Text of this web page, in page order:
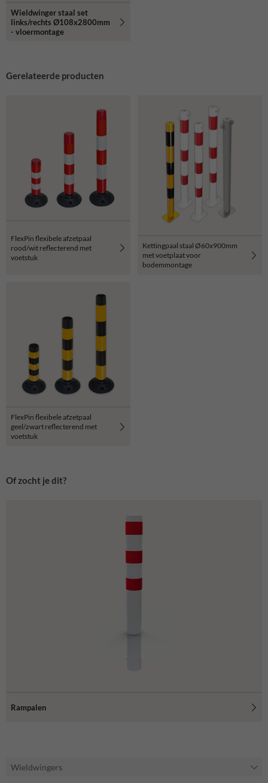
Wieldwinger staal set
links/rechts Ø108x2800mm
- vloermontage
Gerelateerde producten
FlexPin flexibele afzetpaal
rood/wit reflecterend met
voetstuk
Kettingpaal staal Ø60x900mm
met voetplaat voor
bodemmontage
FlexPin flexibele afzetpaal
geel/zwart reflecterend met
voetstuk
Of zocht je dit?
Rampalen
Wieldwingers